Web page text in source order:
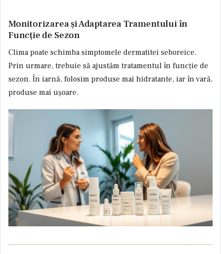
Monitorizarea și Adaptarea Tramentului în
Funcție de Sezon
Clima poate schimba simptomele dermatitei seboreice.
Prin urmare, trebuie să ajustăm tratamentul în funcție de
sezon. În iarnă, folosim produse mai hidratante, iar în vară,
produse mai ușoare.